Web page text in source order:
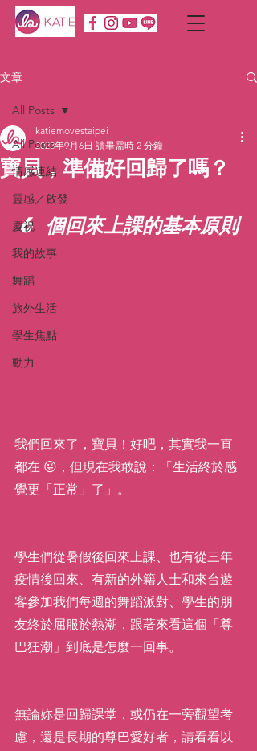
文章
All Posts
情感連結
靈感／啟發
慶祝
我的故事
舞蹈
旅外生活
學生焦點
動力
All Posts
寶貝，準備好回歸了嗎？
katiemovestaipei
2023年9月6日 讀畢需時 2 分鐘
6 個回來上課的基本原則
我們回來了，寶貝！好吧，其實我一直
都在 😜，但現在我敢說：「生活終於感
覺更「正常」了」。
學生們從暑假後回來上課、也有從三年
疫情後回來、有新的外籍人士和來台遊
客參加我們每週的舞蹈派對、學生的朋
友終於屈服於熱潮，跟著來看這個「尊
巴狂潮」到底是怎麼一回事。
無論妳是回歸課堂，或仍在一旁觀望考
慮，還是長期的尊巴愛好者，請看看以